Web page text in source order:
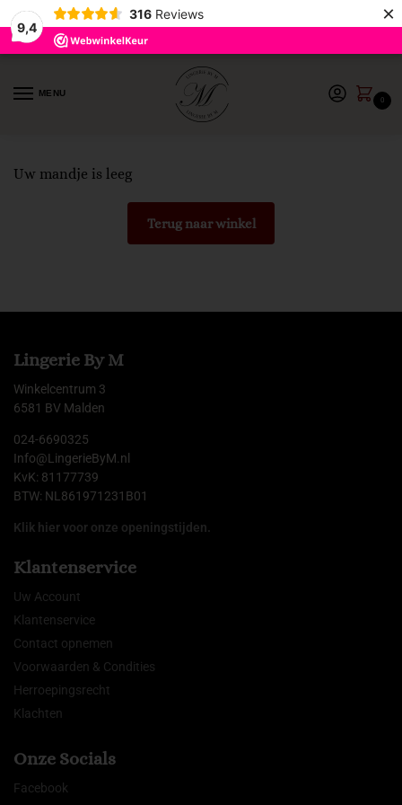
9,4
316 Reviews ×
MENU
0
Uw mandje is leeg
Terug naar winkel
Lingerie By M
Winkelcentrum 3
6581 BV Malden
024-6690325
Info@LingerieByM.nl
KvK: 81177739
BTW: NL861971231B01
Klik hier voor onze openingstijden.
Klantenservice
Uw Account
Klantenservice
Contact opnemen
Voorwaarden & Condities
Herroepingsrecht
Klachten
Onze Socials
Facebook